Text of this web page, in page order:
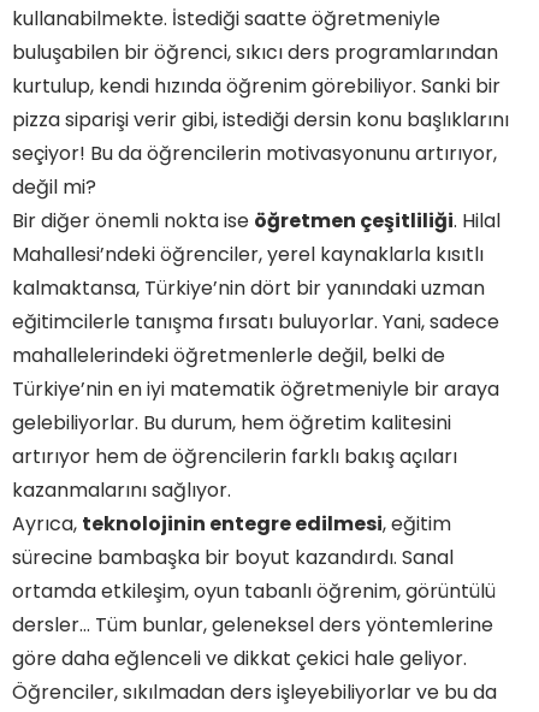
kullanabilmekte. İstediği saatte öğretmeniyle
buluşabilen bir öğrenci, sıkıcı ders programlarından
kurtulup, kendi hızında öğrenim görebiliyor. Sanki bir
pizza siparişi verir gibi, istediği dersin konu başlıklarını
seçiyor! Bu da öğrencilerin motivasyonunu artırıyor,
değil mi?
Bir diğer önemli nokta ise öğretmen çeşitliliği. Hilal
Mahallesi’ndeki öğrenciler, yerel kaynaklarla kısıtlı
kalmaktansa, Türkiye’nin dört bir yanındaki uzman
eğitimcilerle tanışma fırsatı buluyorlar. Yani, sadece
mahallelerindeki öğretmenlerle değil, belki de
Türkiye’nin en iyi matematik öğretmeniyle bir araya
gelebiliyorlar. Bu durum, hem öğretim kalitesini
artırıyor hem de öğrencilerin farklı bakış açıları
kazanmalarını sağlıyor.
Ayrıca, teknolojinin entegre edilmesi, eğitim
sürecine bambaşka bir boyut kazandırdı. Sanal
ortamda etkileşim, oyun tabanlı öğrenim, görüntülü
dersler… Tüm bunlar, geleneksel ders yöntemlerine
göre daha eğlenceli ve dikkat çekici hale geliyor.
Öğrenciler, sıkılmadan ders işleyebiliyorlar ve bu da